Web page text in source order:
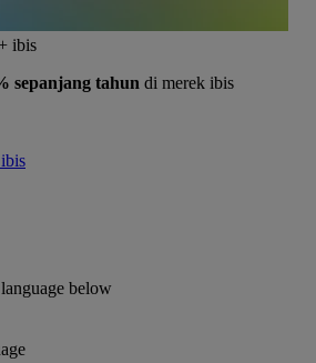
ibis
sepanjang tahun di merek ibis
below